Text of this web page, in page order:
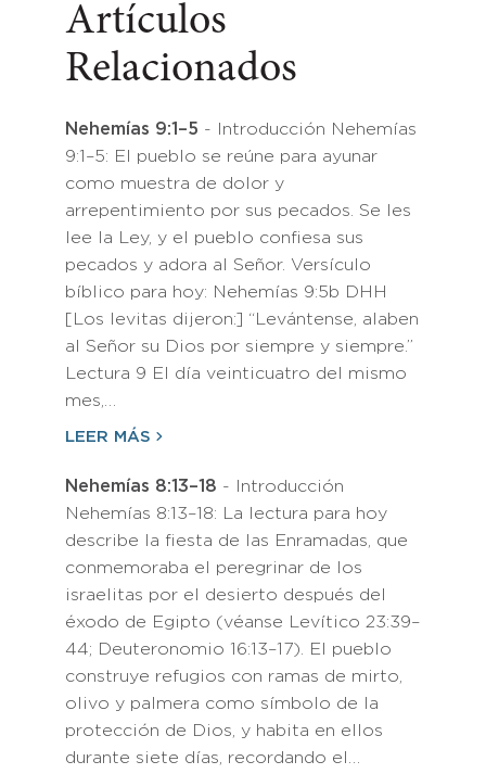
Artículos
Relacionados
Nehemías 9:1–5 - Introducción Nehemías
9:1–5: El pueblo se reúne para ayunar
como muestra de dolor y
arrepentimiento por sus pecados. Se les
lee la Ley, y el pueblo confiesa sus
pecados y adora al Señor. Versículo
bíblico para hoy: Nehemías 9:5b DHH
[Los levitas dijeron:] “Levántense, alaben
al Señor su Dios por siempre y siempre.”
Lectura 9 El día veinticuatro del mismo
mes,…
LEER MÁS
Nehemías 8:13–18 - Introducción
Nehemías 8:13–18: La lectura para hoy
describe la fiesta de las Enramadas, que
conmemoraba el peregrinar de los
israelitas por el desierto después del
éxodo de Egipto (véanse Levítico 23:39–
44; Deuteronomio 16:13–17). El pueblo
construye refugios con ramas de mirto,
olivo y palmera como símbolo de la
protección de Dios, y habita en ellos
durante siete días, recordando el…